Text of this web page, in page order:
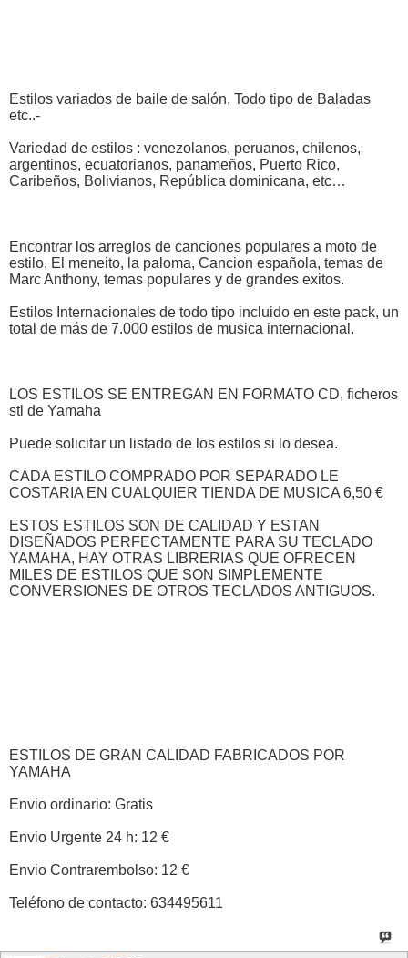
Estilos variados de baile de salón, Todo tipo de Baladas
etc..-
Variedad de estilos : venezolanos, peruanos, chilenos,
argentinos, ecuatorianos, panameños, Puerto Rico,
Caribeños, Bolivianos, República dominicana, etc…
Encontrar los arreglos de canciones populares a moto de
estilo, El meneito, la paloma, Cancion española, temas de
Marc Anthony, temas populares y de grandes exitos.
Estilos Internacionales de todo tipo incluido en este pack, un
total de más de 7.000 estilos de musica internacional.
LOS ESTILOS SE ENTREGAN EN FORMATO CD, ficheros
stl de Yamaha
Puede solicitar un listado de los estilos si lo desea.
CADA ESTILO COMPRADO POR SEPARADO LE
COSTARIA EN CUALQUIER TIENDA DE MUSICA 6,50 €
ESTOS ESTILOS SON DE CALIDAD Y ESTAN
DISEÑADOS PERFECTAMENTE PARA SU TECLADO
YAMAHA, HAY OTRAS LIBRERIAS QUE OFRECEN
MILES DE ESTILOS QUE SON SIMPLEMENTE
CONVERSIONES DE OTROS TECLADOS ANTIGUOS.
ESTILOS DE GRAN CALIDAD FABRICADOS POR
YAMAHA
Envio ordinario: Gratis
Envio Urgente 24 h: 12 €
Envio Contrarembolso: 12 €
Teléfono de contacto: 634495611